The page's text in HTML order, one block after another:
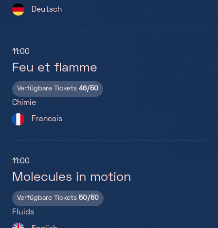
Deutsch
11:00
Feu et flamme
Verfügbare Tickets 46/50
Chimie
Francais
11:00
Molecules in motion
Verfügbare Tickets 50/50
Fluids